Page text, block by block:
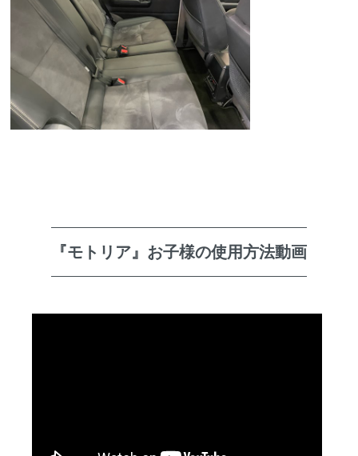
『モトリア』お子様の使用方法動画